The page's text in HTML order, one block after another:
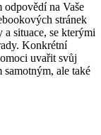
na Vaše
stránek
situace, se kterými
Konkrétní
uvařit svůj
ale také